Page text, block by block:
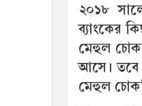
২০১৮
ব্যাংকের
মেহুল
আসে। তবে
মেহুল